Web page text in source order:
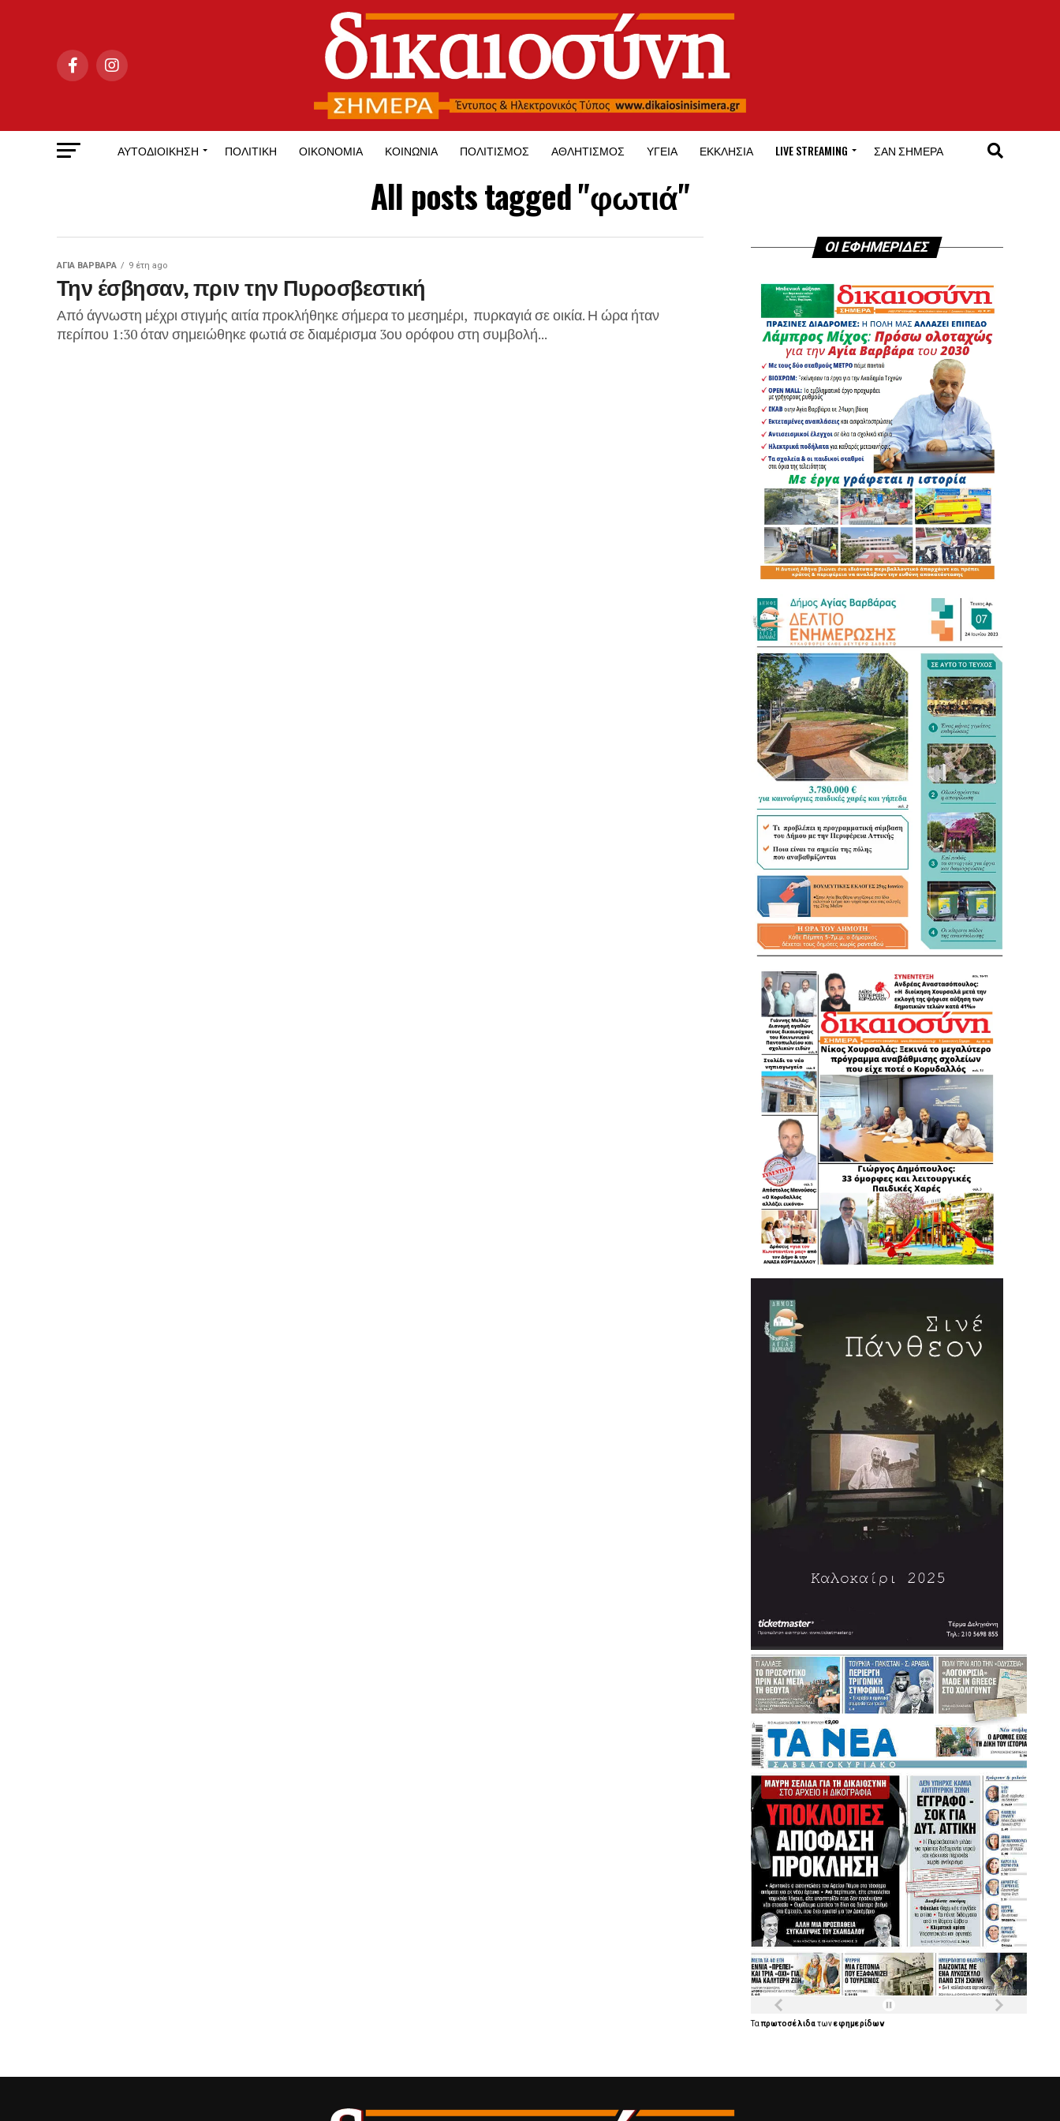
ΑΥΤΟΔΙΟΊΚΗΣΗ ΠΟΛΙΤΙΚΉ ΟΙΚΟΝΟΜΊΑ ΚΟΙΝΩΝΊΑ ΠΟΛΙΤΙΣΜΌΣ ΑΘΛΗΤΙΣΜΌΣ ΥΓΕΊΑ ΕΚΚΛΗΣΊΑ LIVE STREAMING ΣΑΝ ΣΉΜΕΡΑ
All posts tagged "φωτιά"
ΑΓΙΑ ΒΑΡΒΑΡΑ 9 έτη ago
Την έσβησαν, πριν την Πυροσβεστική
Από άγνωστη μέχρι στιγμής αιτία προκλήθηκε σήμερα το μεσημέρι, πυρκαγιά σε οικία. Η ώρα ήταν
περίπου 1:30 όταν σημειώθηκε φωτιά σε διαμέρισμα 3ου ορόφου στη συμβολή...
ΟΙ ΕΦΗΜΕΡΙΔΕΣ
Ταπρωτοσέλιδατωνεφημερίδων